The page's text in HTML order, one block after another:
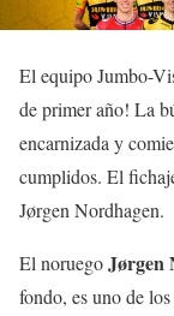
El equipo Jumbo-
de primer año! La
encarnizada y
cumplidos. El
Jørgen Nordhagen.
El noruegoJørgen
fondo, es uno de